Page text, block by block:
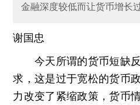
金融深度较低而让货币增长
谢国忠
今天所谓的货币短缺反
求，这是过于宽松的货币
力改变了紧缩政策，货币